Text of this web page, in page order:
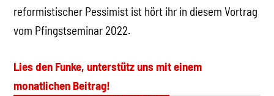
reformistischer Pessimist ist hört ihr in diesem Vortrag
vom Pfingstseminar 2022.
Lies den Funke, unterstütz uns mit einem
monatlichen Beitrag!